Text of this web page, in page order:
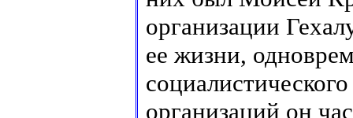
организации
ее жизни,
организаций он